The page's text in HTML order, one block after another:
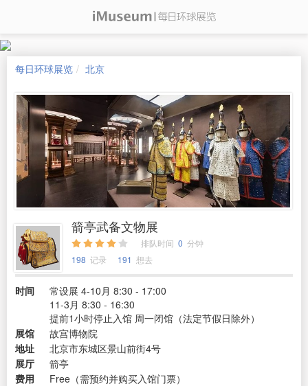
每日环球展览 北京
箭亭武备文物展
排队时间 0 分钟
198 记录 191 想去
时间
常设展 4-10月 8:30 - 17:00
11-3月 8:30 - 16:30
提前1小时停止入馆 周一闭馆（法定节假日除外）
展馆
故宫博物院
地址
北京市东城区景山前街4号
展厅
箭亭
费用
Free（需预约并购买入馆门票）